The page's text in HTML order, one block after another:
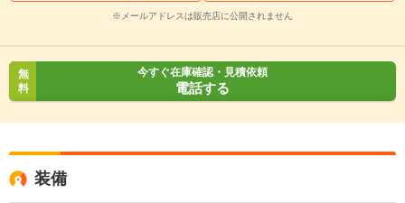
※メールアドレスは販売店に公開されません
無
料
今すぐ在庫確認・見積依頼
電話する
装備